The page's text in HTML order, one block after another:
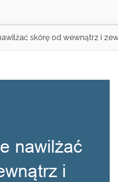
skórę od wewnątrz i